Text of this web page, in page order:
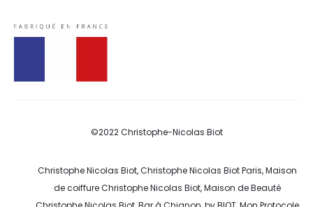
a
u
b
©2022 Christophe-Nicolas Biot
Christophe Nicolas Biot, Christophe Nicolas Biot Paris, Maison
de coiffure Christophe Nicolas Biot, Maison de Beauté